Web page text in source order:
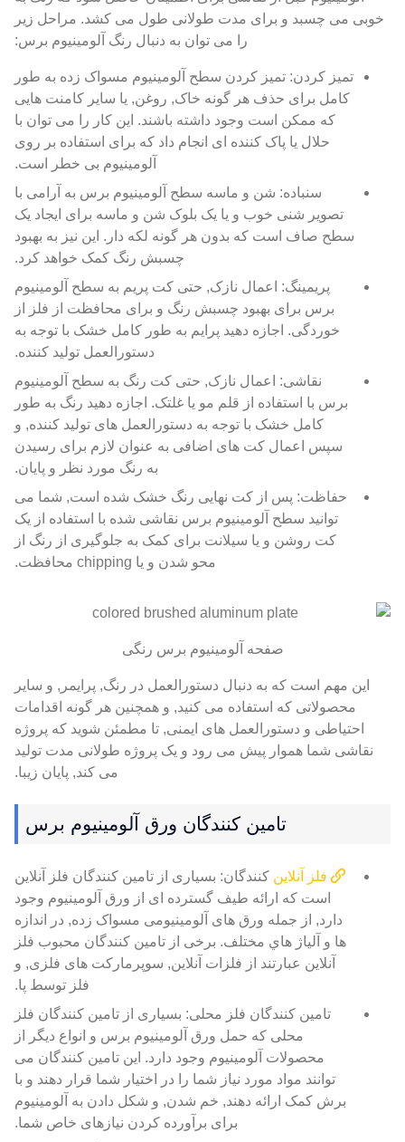
خوبی می چسبد و برای مدت طولانی طول می کشد. مراحل زیر
را می توان به دنبال رنگ آلومینیوم برس:
تمیز کردن: تمیز کردن سطح آلومینیوم مسواک زده به طور
کامل برای حذف هر گونه خاک, روغن, یا سایر کامنت هایی
که ممکن است وجود داشته باشند. این کار را می توان با
حلال یا پاک کننده ای انجام داد که برای استفاده بر روی
آلومینیوم بی خطر است.
سنباده: شن و ماسه سطح آلومینیوم برس به آرامی با
تصویر شنی خوب و یا یک بلوک شن و ماسه برای ایجاد یک
سطح صاف است که بدون هر گونه لکه دار. این نیز به بهبود
چسبش رنگ کمک خواهد کرد.
پریمینگ: اعمال نازک, حتی کت پریم به سطح آلومینیوم
برس برای بهبود چسبش رنگ و برای محافظت از فلز از
خوردگی. اجازه دهید پرایم به طور کامل خشک با توجه به
دستورالعمل تولید کننده.
نقاشی: اعمال نازک, حتی کت رنگ به سطح آلومینیوم
برس با استفاده از قلم مو یا غلتک. اجازه دهید رنگ به طور
کامل خشک با توجه به دستورالعمل های تولید کننده, و
سپس اعمال کت های اضافی به عنوان لازم برای رسیدن
به رنگ مورد نظر و پایان.
حفاظت: پس از کت نهایی رنگ خشک شده است, شما می
توانید سطح آلومینیوم برس نقاشی شده با استفاده از یک
کت روشن و یا سیلانت برای کمک به جلوگیری از رنگ از
محو شدن و یا chipping محافظت.
صفحه آلومینیوم برس رنگی
این مهم است که به دنبال دستورالعمل در رنگ, پرایمر, و سایر
محصولاتی که استفاده می کنید, و همچنین هر گونه اقدامات
احتیاطی و دستورالعمل های ایمنی, تا مطمئن شوید که پروژه
نقاشی شما هموار پیش می رود و یک پروژه طولانی مدت تولید
می کند, پایان زیبا.
تامین کنندگان ورق آلومینیوم برس
فلز آنلاین کنندگان: بسیاری از تامین کنندگان فلز آنلاین
است که ارائه طیف گسترده ای از ورق آلومینیوم وجود
دارد, از جمله ورق های آلومینیومی مسواک زده, در اندازه
ها و آلياژ هاي مختلف. برخی از تامین کنندگان محبوب فلز
آنلاین عبارتند از فلزات آنلاین, سوپرمارکت های فلزی, و
فلز توسط پا.
تامین کنندگان فلز محلی: بسیاری از تامین کنندگان فلز
محلی که حمل ورق آلومینیوم برس و انواع دیگر از
محصولات آلومینیوم وجود دارد. این تامین کنندگان می
توانند مواد مورد نیاز شما را در اختیار شما قرار دهند و با
برش کمک ارائه دهند, خم شدن, و شکل دادن به آلومینیوم
برای برآورده کردن نیازهای خاص شما.